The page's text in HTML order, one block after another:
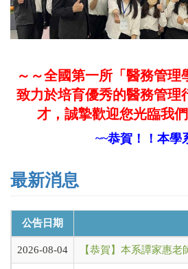
～～全國第一所「醫務管理
致力於培育優秀的醫務管理
才，誠摯歡迎您光臨我
~~恭賀！！本學
最新消息
公告日期
2026-08-04 【恭賀】本系譚家惠